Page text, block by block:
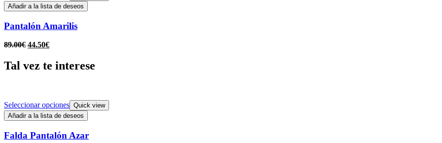
Añadir a la lista de deseos
Pantalón Amarilis
89.00€ 44.50€
Tal vez te interese
Seleccionar opciones Quick view
Añadir a la lista de deseos
Falda Pantalón Azar